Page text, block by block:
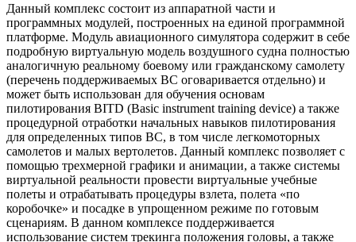
Данный комплекс состоит из аппаратной части и
программных модулей, построенных на единой программной
платформе. Модуль авиационного симулятора содержит в себе
подробную виртуальную модель воздушного судна полностью
аналогичную реальному боевому или гражданскому самолету
(перечень поддерживаемых ВС оговаривается отдельно) и
может быть использован для обучения основам
пилотирования BITD (Basic instrument training device) а также
процедурной отработки начальных навыков пилотирования
для определенных типов ВС, в том числе легкомоторных
самолетов и малых вертолетов. Данный комплекс позволяет с
помощью трехмерной графики и анимации, а также системы
виртуальной реальности провести виртуальные учебные
полеты и отрабатывать процедуры взлета, полета «по
коробочке» и посадке в упрощенном режиме по готовым
сценариям. В данном комплексе поддерживается
использование систем трекинга положения головы, а также